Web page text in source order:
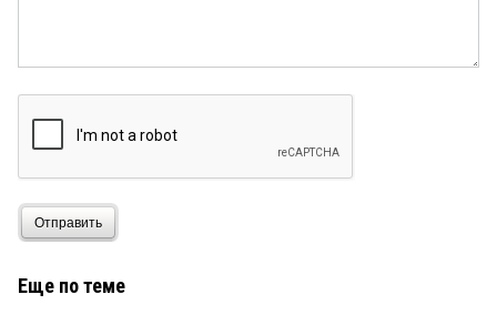
Отправить
Еще по теме